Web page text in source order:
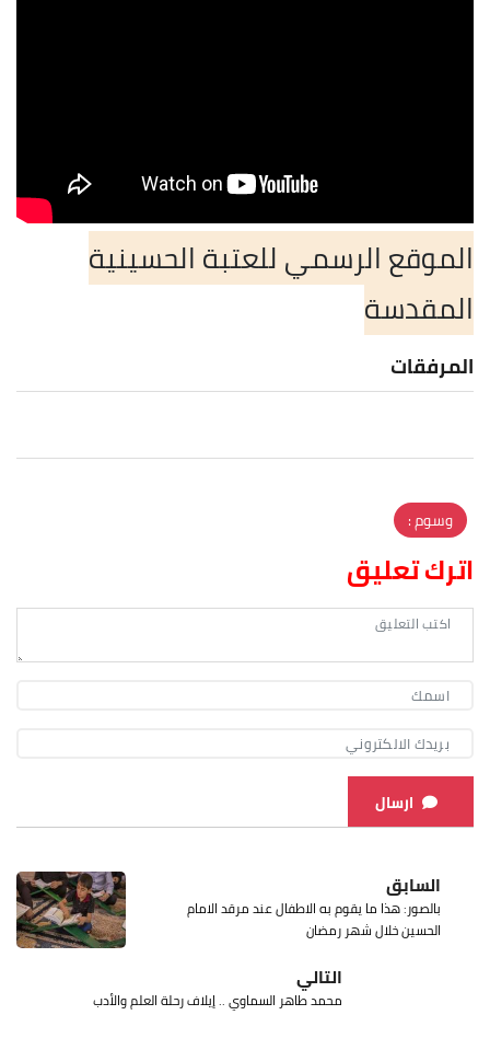
الموقع الرسمي للعتبة الحسينية
المقدسة
المرفقات
وسوم :
اترك تعليق
ارسال
السابق
بالصور: هذا ما يقوم به الاطفال عند مرقد الامام
الحسين خلال شهر رمضان
التالي
محمد طاهر السماوي .. إيلاف رحلة العلم والأدب